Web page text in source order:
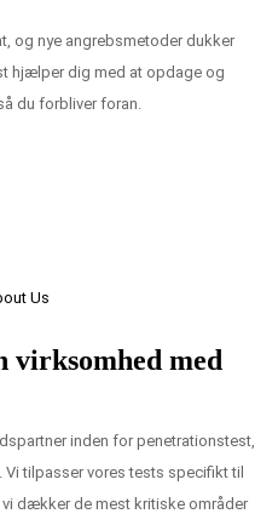
og nye angrebsmetoder dukker
hjælper dig med at opdage og
du forbliver foran.
virksomhed med
inden for penetrationstest,
tilpasser vores tests specifikt til
dækker de mest kritiske områder